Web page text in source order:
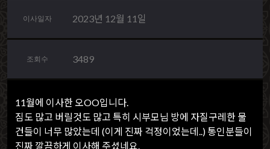
이사일자 2023년 12월 11일
조회수 3489
11월에 이사한 오OO입니다.
짐도 많고 버릴것도 많고 특히 시부모님 방에 자질구레한 물
건들이 너무 많았는데 (이게 진짜 걱정이었는데..) 통인분들이
진짜 깔끔하게 이사해 주셨네요.